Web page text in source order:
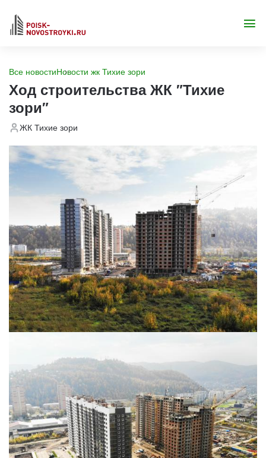
Все новостиНовости жк Тихие зори
Ход строительства ЖК "Тихие
зори"
ЖК Тихие зори